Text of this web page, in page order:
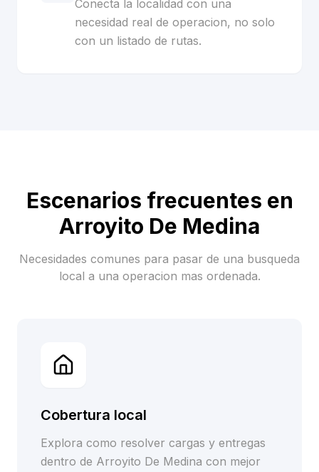
Conecta la localidad con una
necesidad real de operacion, no solo
con un listado de rutas.
Escenarios frecuentes en
Arroyito De Medina
Necesidades comunes para pasar de una busqueda
local a una operacion mas ordenada.
Cobertura local
Explora como resolver cargas y entregas
dentro de Arroyito De Medina con mejor